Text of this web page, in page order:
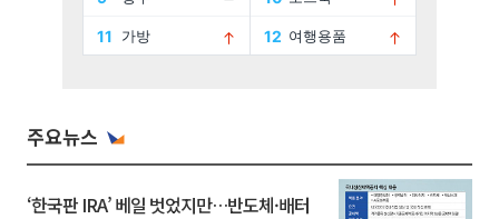
주요뉴스
‘한국판 IRA’ 베일 벗었지만…반도체·배터